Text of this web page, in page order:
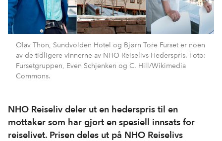
Olav Thon, Sundvolden Hotel og Bjørn Tore Furset er noen
av de tidligere vinnerne av NHO Reiselivs Hederspris. Foto:
Fursetgruppen, Even Schjenken og C. Hill/Wikimedia
Commons.
NHO Reiseliv deler ut en hederspris til en
mottaker som har gjort en spesiell innsats for
reiselivet. Prisen deles ut på NHO Reiselivs